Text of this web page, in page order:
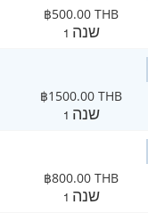
฿500.00 THB
1 שנה
฿1500.00 THB
1 שנה
฿800.00 THB
1 שנה